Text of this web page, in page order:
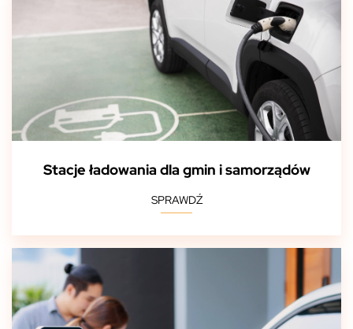
Stacje ładowania dla gmin i samorządów
SPRAWDŹ